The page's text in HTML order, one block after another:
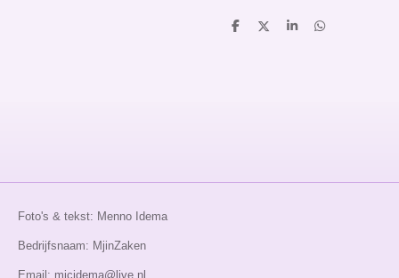
D
D
S
D
Foto's & tekst: Menno Idema
Bedrijfsnaam: MjinZaken
Email: mjcidema@live.nl